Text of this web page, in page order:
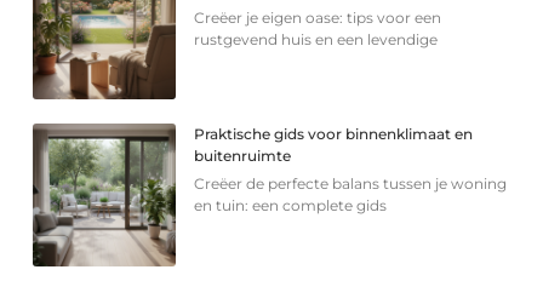
Creëer je eigen oase: tips voor een
rustgevend huis en een levendige
Praktische gids voor binnenklimaat en
buitenruimte
Creëer de perfecte balans tussen je woning
en tuin: een complete gids